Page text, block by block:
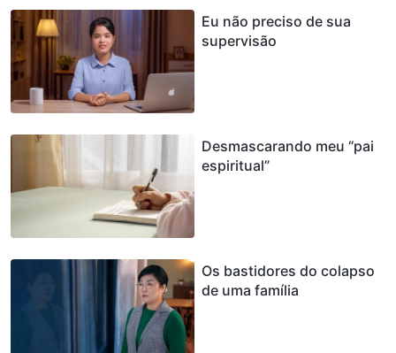
Eu não preciso de sua
supervisão
Desmascarando meu “pai
espiritual”
Os bastidores do colapso
de uma família